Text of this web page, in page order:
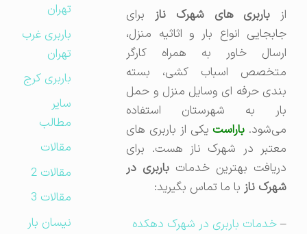
باربری های شهرک ناز برای
جابجایی انواع بار و اثاثیه منزل،
ارسال خاور به همراه کارگر
متخصص اسباب کشی، بسته
بندی حرفه ای وسایل منزل و حمل
بار به شهرستان استفاده
می‌شود.باراست یکی از باربری های
معتبر در شهرک ناز هست. برای
دریافت بهترین خدماتباربری در
شهرک نازبا ما تماس بگیرید:
خدمات باربری در شهرک دهکده
تهران
باربری غرب
تهران
باربری کرج
مطالب
مقالات
مقالات 2
مقالات 3
نیسان بار